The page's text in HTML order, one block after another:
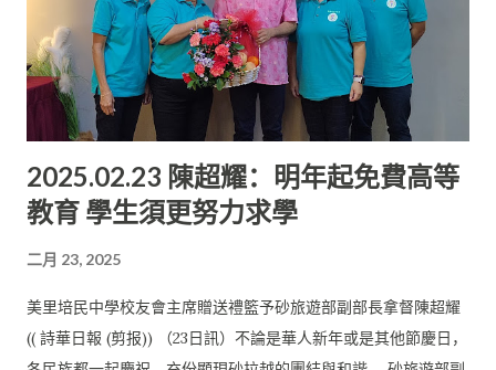
蘭青、林欣蕾、方湫琴、 家教聯誼會主席兼董事張海強。
提升， 更重視學生的全面發展。 “學校始終堅持以學生為本，努
力營造一個積極向上、 和諧共進的校園氛圍，讓每一位同學都能
在這裡找到自己的方向， 實現自己的理想。” 她說，培中重視
華、巫、英三語，值得一提的是， 近期培中有6名資優生，在
2024年“劍橋英語考試”（ 數位化模式）中考獲A等級。 他們是在
全年超過1萬名考生中脫穎而出， 躋身全國93名A等級獲獎者的行
列，位列前6%。 這一成績不僅是對他們個人努力的肯定，也是
多的同學能夠以他們為榜樣，勇攀學術高峰。” 致力提升教學質
量 貝美嬌表示，培中的蓬勃發展，離不開廣大民眾的支持與厚
愛。 多年來，砂拉越華社始終如一地支持培中，無論是精神上的
鼓勵， 還是物質上的資助，都讓他們深感溫暖與感激。 “正是有
2025.02.23 陳超耀：明年起免費高等
教育 學生須更努力求學
二月 23, 2025
美里培民中學校友會主席贈送禮籃予砂旅遊部副部長拿督陳超耀
(( 詩華日報 (剪报)) （23日訊）不論是華人新年或是其他節慶日，